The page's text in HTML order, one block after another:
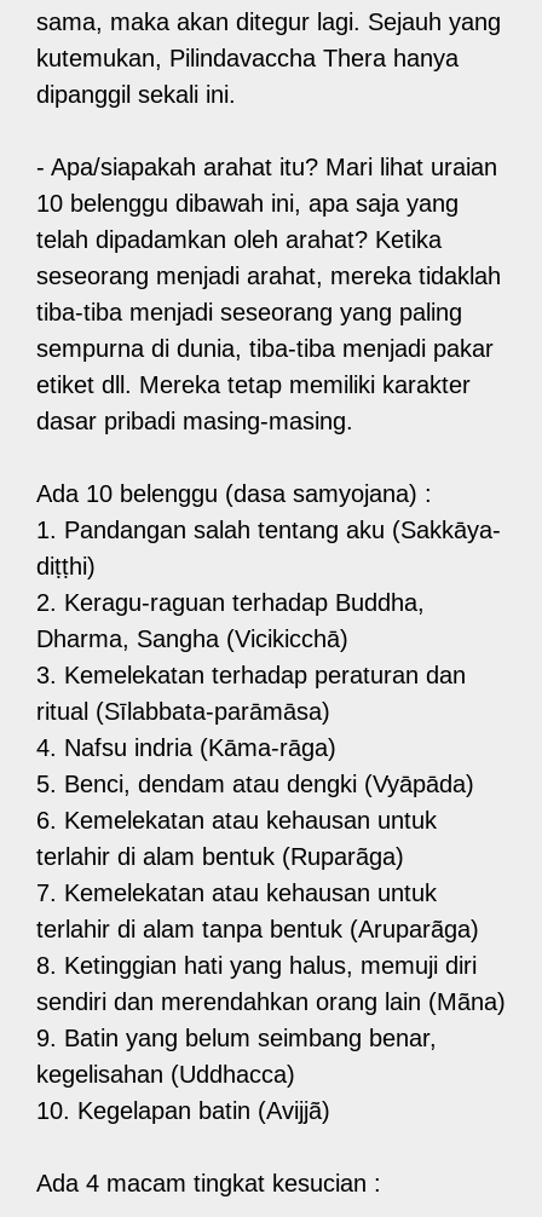
sama, maka akan ditegur lagi. Sejauh yang
kutemukan, Pilindavaccha Thera hanya
dipanggil sekali ini.
- Apa/siapakah arahat itu? Mari lihat uraian
10 belenggu dibawah ini, apa saja yang
telah dipadamkan oleh arahat? Ketika
seseorang menjadi arahat, mereka tidaklah
tiba-tiba menjadi seseorang yang paling
sempurna di dunia, tiba-tiba menjadi pakar
etiket dll. Mereka tetap memiliki karakter
dasar pribadi masing-masing.
Ada 10 belenggu (dasa samyojana) :
1. Pandangan salah tentang aku (Sakkāya-
diṭṭhi)
2. Keragu-raguan terhadap Buddha,
Dharma, Sangha (Vicikicchā)
3. Kemelekatan terhadap peraturan dan
ritual (Sīlabbata-parāmāsa)
4. Nafsu indria (Kāma-rāga)
5. Benci, dendam atau dengki (Vyāpāda)
6. Kemelekatan atau kehausan untuk
terlahir di alam bentuk (Ruparãga)
7. Kemelekatan atau kehausan untuk
terlahir di alam tanpa bentuk (Aruparãga)
8. Ketinggian hati yang halus, memuji diri
sendiri dan merendahkan orang lain (Mãna)
9. Batin yang belum seimbang benar,
kegelisahan (Uddhacca)
10. Kegelapan batin (Avijjã)
Ada 4 macam tingkat kesucian :